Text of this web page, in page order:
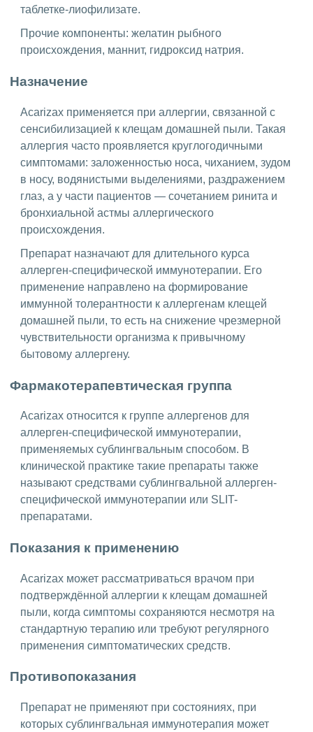
таблетке-лиофилизате.
Прочие компоненты: желатин рыбного
происхождения, маннит, гидроксид натрия.
Назначение
Acarizax применяется при аллергии, связанной с
сенсибилизацией к клещам домашней пыли. Такая
аллергия часто проявляется круглогодичными
симптомами: заложенностью носа, чиханием, зудом
в носу, водянистыми выделениями, раздражением
глаз, а у части пациентов — сочетанием ринита и
бронхиальной астмы аллергического
происхождения.
Препарат назначают для длительного курса
аллерген-специфической иммунотерапии. Его
применение направлено на формирование
иммунной толерантности к аллергенам клещей
домашней пыли, то есть на снижение чрезмерной
чувствительности организма к привычному
бытовому аллергену.
Фармакотерапевтическая группа
Acarizax относится к группе аллергенов для
аллерген-специфической иммунотерапии,
применяемых сублингвальным способом. В
клинической практике такие препараты также
называют средствами сублингвальной аллерген-
специфической иммунотерапии или SLIT-
препаратами.
Показания к применению
Acarizax может рассматриваться врачом при
подтверждённой аллергии к клещам домашней
пыли, когда симптомы сохраняются несмотря на
стандартную терапию или требуют регулярного
применения симптоматических средств.
Противопоказания
Препарат не применяют при состояниях, при
которых сублингвальная иммунотерапия может